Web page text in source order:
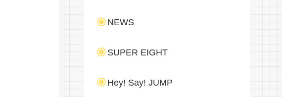
NEWS
SUPER EIGHT
Hey! Say! JUMP